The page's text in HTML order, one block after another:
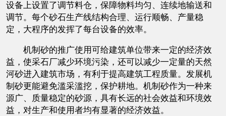
设备上设置了调节料仓，保障物料均匀、连续地输送和
调节。每个砂石生产线结构合理、运行顺畅、产量稳
定，大程序的发挥了每台设备的效率。
机制砂的推广使用可给建筑单位带来一定的经济效
益，使采石厂减少环境污染，还可以减少一定量的天然
河砂进入建筑市场，有利于提高建筑工程质量。发展机
制砂更能避免滥采滥挖，保护耕地。机制砂作为一种来
源广、质量稳定的砂源，具有长远的社会效益和环境效
益，对生产和使用者均有显著的经济效益。